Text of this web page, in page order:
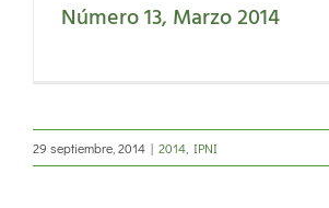
Número 13, Marzo 2014
29 septiembre, 2014 | 2014 IPNI